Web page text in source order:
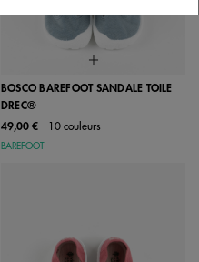
BOSCO BAREFOOT SANDALE TOILE
DREC®
49,00 €
10 couleurs
BAREFOOT